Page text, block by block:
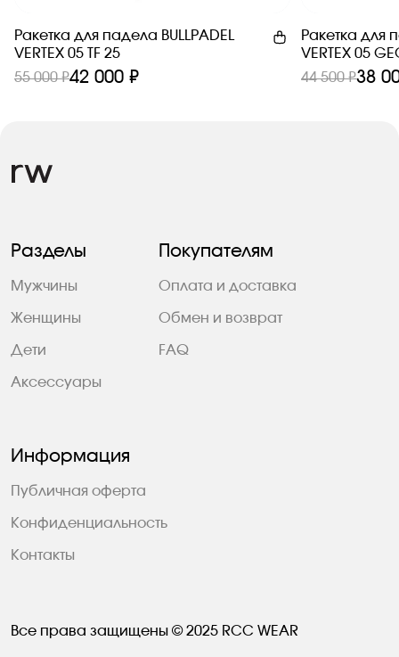
Ракетка для падела BULLPADEL
VERTEX 05 TF 25
55 000 ₽42 000 ₽
Ракетка для
VERTEX 05
44 500 ₽38
Разделы
Мужчины
Женщины
Дети
Аксессуары
Покупателям
Оплата и доставка
Обмен и возврат
FAQ
Информация
Публичная оферта
Конфиденциальность
Контакты
Все права защищены © 2025 RCC WEAR